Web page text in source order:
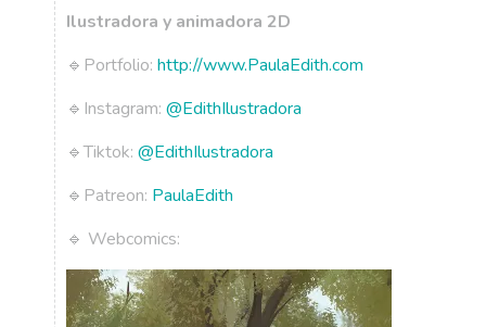
Ilustradora y animadora 2D
🔹Portfolio: http://www.PaulaEdith.com
🔹Instagram: @EdithIlustradora
🔹Tiktok: @EdithIlustradora
🔹Patreon: PaulaEdith
🔹 Webcomics: